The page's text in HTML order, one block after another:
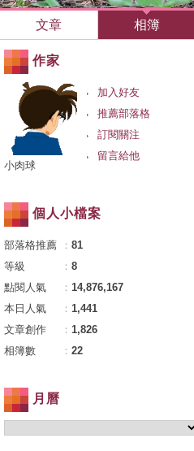
文章 相簿
作家
加入好友
推薦部落格
訂閱關注
留言給他
小肉球
個人小檔案
部落格推薦 ： 81
等級
： 8
點閱人氣
： 14,876,167
本日人氣
： 1,441
文章創作
： 1,826
相簿數
： 22
月曆